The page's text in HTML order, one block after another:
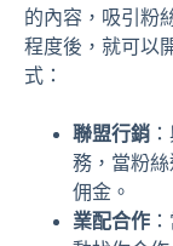
的內容，吸引粉
程度後，就可以
式：
聯盟行銷
務，當粉
佣金。
業配合作